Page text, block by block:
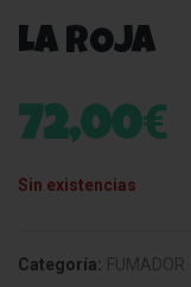
LA ROJA
72,00€
Sin existencias
Categoría: FUMADOR